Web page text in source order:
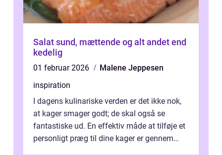
Salat sund, mættende og alt andet end
kedelig
01 februar 2026
Malene Jeppesen
inspiration
I dagens kulinariske verden er det ikke nok,
at kager smager godt; de skal også se
fantastiske ud. En effektiv måde at tilføje et
personligt præg til dine kager er gennem